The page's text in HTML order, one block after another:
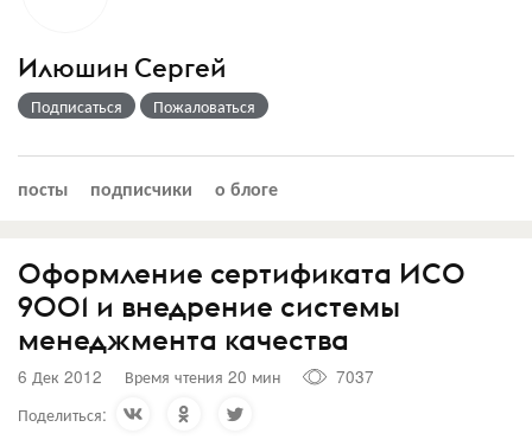
Илюшин Сергей
Подписаться Пожаловаться
посты подписчики о блоге
Оформление сертификата ИСО
9001 и внедрение системы
менеджмента качества
6 Дек 2012 Время чтения 20 мин
7037
Поделиться: